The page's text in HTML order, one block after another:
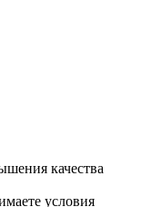
качества
условия